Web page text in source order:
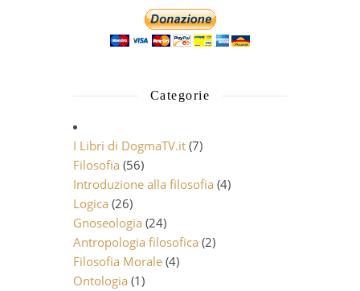
Categorie
I Libri di DogmaTV.it (7)
Filosofia (56)
Introduzione alla filosofia (4)
Logica (26)
Gnoseologia (24)
Antropologia filosofica (2)
Filosofia Morale (4)
Ontologia (1)